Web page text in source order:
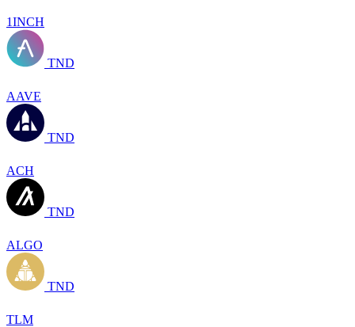
1INCH
TND
AAVE
TND
ACH
TND
ALGO
TND
TLM